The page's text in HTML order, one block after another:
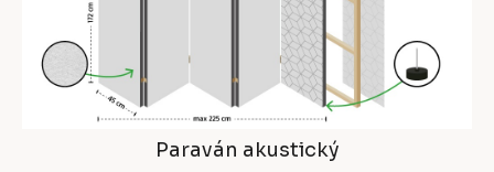
Paraván akustický